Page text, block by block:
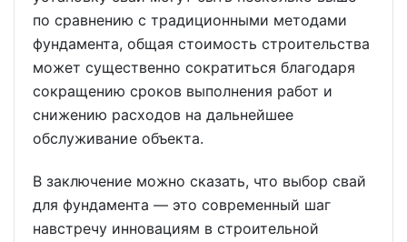
по сравнению с традиционными методами
фундамента, общая стоимость строительства
может существенно сократиться благодаря
сокращению сроков выполнения работ и
снижению расходов на дальнейшее
обслуживание объекта.
В заключение можно сказать, что выбор свай
для фундамента — это современный шаг
навстречу инновациям в строительной